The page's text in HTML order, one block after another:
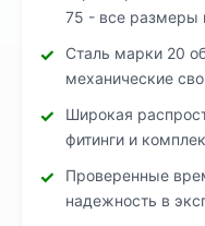
75 - все размеры
Сталь марки 20
механические
Широкая
фитинги и
Проверенные
надежность в